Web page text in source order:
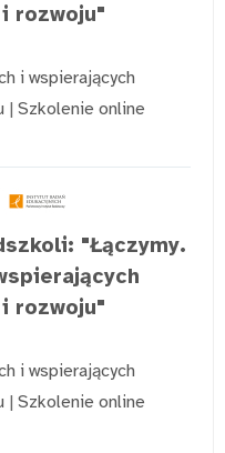
rozwoju"
i wspierających
| Szkolenie online
"Łączymy.
rozwoju"
i wspierających
| Szkolenie online